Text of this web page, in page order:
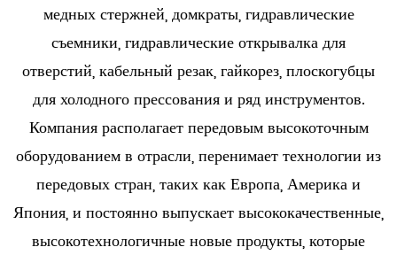
медных стержней, домкраты, гидравлические
съемники, гидравлические открывалка для
отверстий, кабельный резак, гайкорез, плоскогубцы
для холодного прессования и ряд инструментов.
Компания располагает передовым высокоточным
оборудованием в отрасли, перенимает технологии из
передовых стран, таких как Европа, Америка и
Япония, и постоянно выпускает высококачественные,
высокотехнологичные новые продукты, которые